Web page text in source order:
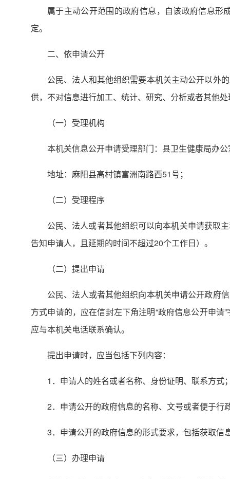
属于主动公开范围的政府信息，自该政府信息
定。
二、依申请公开
公民、法人和其他组织需要本机关主动公开以外
供，不对信息进行加工、统计、研究、分析或者其他
（一）受理机构
本机关信息公开申请受理部门：县卫生健康局办
地址：麻阳县高村镇富洲南路西51号；
（二）受理程序
公民、法人或者其他组织可以向本机关申请获取
告知申请人，且延期的时间不超过20个工作日）。
（二）提出申请
公民、法人或者其他组织向本机关申请公开政府
方式申请的，应在信封左下角注明“政府信息公开申
应与本机关电话联系确认。
提出申请时，应当包括下列内容：
1．申请人的姓名或者名称、身份证明、联系方式
2．申请公开的政府信息的名称、文号或者便于行
3．申请公开的政府信息的形式要求，包括获取信
（三）办理申请